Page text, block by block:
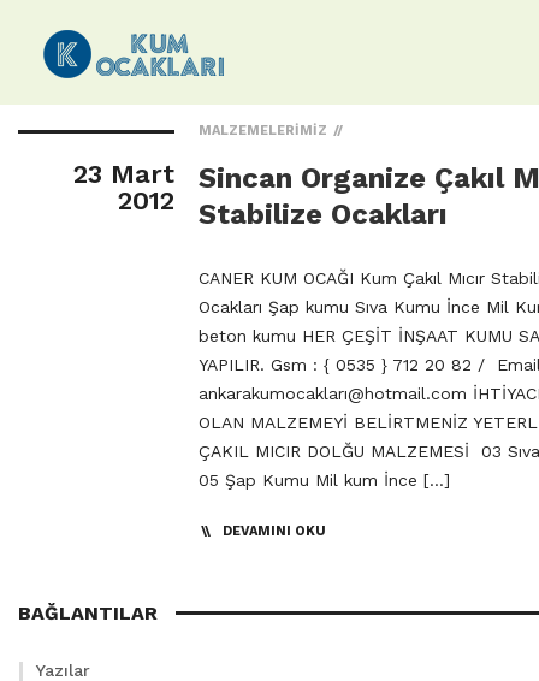
23 Mart
2012
MALZEMELERIMIZ
Sincan Organize Çakıl
Stabilize Ocakları
CANER KUM OCAĞI Kum Çakıl Mıcır
Ocakları Şap kumu Sıva Kumu İnce Mil
beton kumu HER ÇEŞİT İNŞAAT KUMU
YAPILIR. Gsm : { 0535 } 712 20 82 /
ankarakumocakları@hotmail.com
OLAN MALZEMEYİ BELİRTMENİZ
ÇAKIL MICIR DOLĞU MALZEMESİ 03
05 Şap Kumu Mil kum İnce […]
DEVAMINI OKU
BAĞLANTILAR
Yazılar